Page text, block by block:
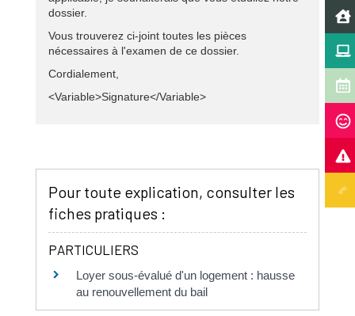
dossier.
Vous trouverez ci-joint toutes les pièces
nécessaires à l'examen de ce dossier.
Cordialement,
<Variable>Signature</Variable>
Pour toute explication, consulter les
fiches pratiques :
PARTICULIERS
Loyer sous-évalué d'un logement : hausse
au renouvellement du bail